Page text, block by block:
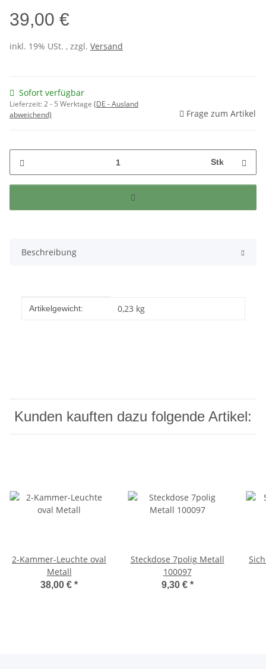
39,00 €
inkl. 19% USt. , zzgl. Versand
Sofort verfügbar
Lieferzeit:2 - 5 Werktage (DE - Ausland
abweichend)
Frage zum Artikel
Stk
Beschreibung
Produkteigenschaft
Wert
Artikelgewicht: 0,23 kg
Kunden kauften dazu folgende Artikel:
2-Kammer-Leuchte oval
Metall
38,00 € *
Steckdose 7polig Metall
100097
9,30 € *